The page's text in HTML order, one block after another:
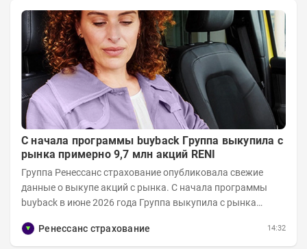
С начала программы buyback Группа выкупила с
рынка примерно 9,7 млн акций RENI
Группа Ренессанс страхование опубликовала свежие
данные о выкупе акций с рынка. C начала программы
buyback в июне 2026 года Группа выкупила с рынка
Ренессанс страхование
14:32